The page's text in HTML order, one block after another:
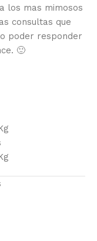
los mas mimosos
consultas que
poder responder
🙂